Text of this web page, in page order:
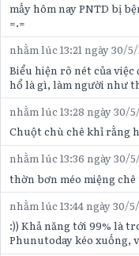
mấy hôm nay PNTD bị
=.=
nhằm lúc 13:21 ngày 30/
Biểu hiện rõ nét của
hổ là gì, làm người như
nhằm lúc 13:28 ngày 30/
Chuột chù chê khỉ rằng
nhằm lúc 13:36 ngày 30/
thờn bơn méo miệng
nhằm lúc 13:44 ngày 30/
:)) Khả năng tới 99% là
Phunutoday kéo xuống,